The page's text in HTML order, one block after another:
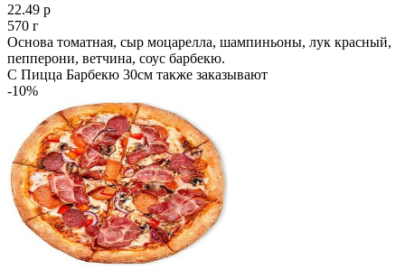
22.49 р
570 г
Основа томатная, сыр моцарелла, шампиньоны, лук красный,
пепперони, ветчина, соус барбекю.
С Пицца Барбекю 30см также заказывают
-10%